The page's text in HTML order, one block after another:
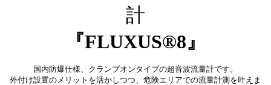
計
『FLUXUS®8』
国内防爆仕様、クランプオンタイプの超音波流量計です。
外付け設置のメリットを活かしつつ、危険エリアでの流量計測を叶えま